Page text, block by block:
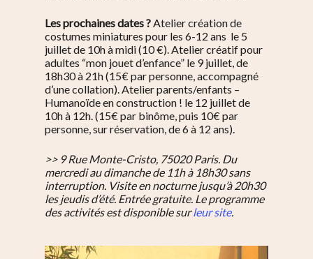
Les prochaines dates ?Atelier création de
costumes miniatures pour les 6-12 ans le 5
juillet de 10h à midi (10 €). Atelier créatif pour
adultes “mon jouet d’enfance” le 9 juillet, de
18h30 à 21h (15€ par personne, accompagné
d’une collation).Atelier parents/enfants –
Humanoïde en construction ! le 12 juilletde
10h à 12h. (15€ par binôme, puis 10€ par
personne, sur réservation, de 6 à 12 ans).
>> 9 Rue Monte-Cristo, 75020 Paris. Du
mercredi au dimanche de 11h à 18h30 sans
interruption. Visite en nocturne jusqu’à 20h30
les jeudis d’été. Entrée gratuite. Le programme
des activités est disponible surleur site.